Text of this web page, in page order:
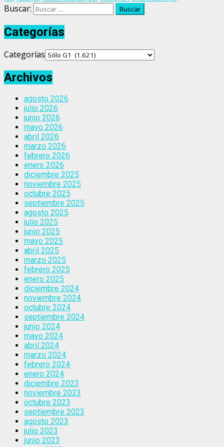
Buscar:
Categorías
Categorías
Archivos
agosto 2026
julio 2026
junio 2026
mayo 2026
abril 2026
marzo 2026
febrero 2026
enero 2026
diciembre 2025
noviembre 2025
octubre 2025
septiembre 2025
agosto 2025
julio 2025
junio 2025
mayo 2025
abril 2025
marzo 2025
febrero 2025
enero 2025
diciembre 2024
noviembre 2024
octubre 2024
septiembre 2024
junio 2024
mayo 2024
abril 2024
marzo 2024
febrero 2024
enero 2024
diciembre 2023
noviembre 2023
octubre 2023
septiembre 2023
agosto 2023
julio 2023
junio 2023